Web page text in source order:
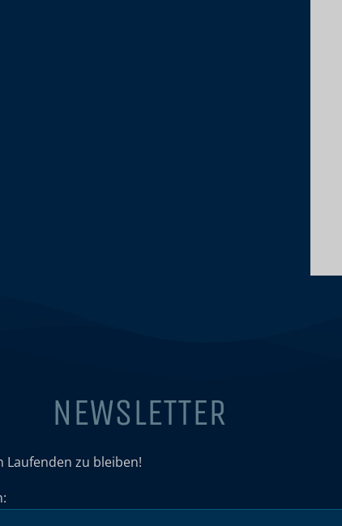
NEWSLETTER
Laufenden zu bleiben!